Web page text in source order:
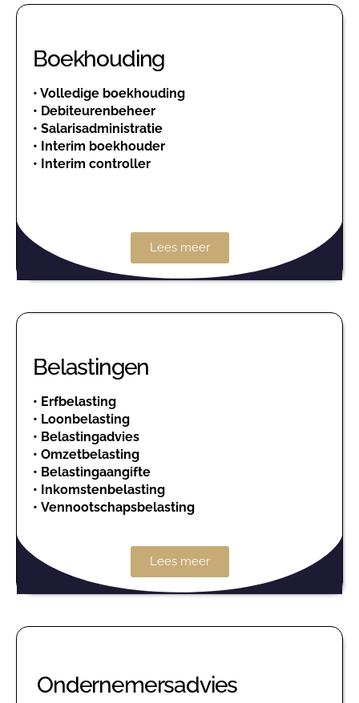
Boekhouding
• Volledige boekhouding
• Debiteurenbeheer
• Salarisadministratie
• Interim boekhouder
• Interim controller
Lees meer
Belastingen
• Erfbelasting
• Loonbelasting
• Belastingadvies
• Omzetbelasting
• Belastingaangifte
• Inkomstenbelasting
• Vennootschapsbelasting
Lees meer
Ondernemersadvies